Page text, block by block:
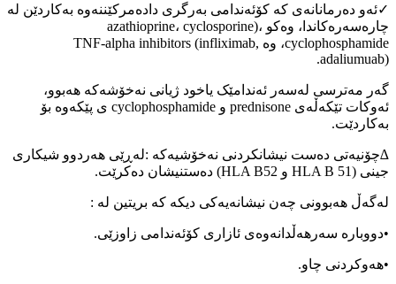
✓ئەو دەرمانانەی کە کۆئەندامی بەرگری دادەمرکێننەوە بەکاردێن لە
چارەسەرەکاندا، وەکو azathioprine، cyclosporine)،
cyclophosphamide، وە TNF-alpha inhibitors (infliximab,
adaliumuab).
گەر مەترسی لەسەر ئەندامێک یاخود ژیانی نەخۆشەکە هەبوو،
ئەوکات تێکەڵەی prednisone و cyclophosphamide ی پێکەوە بۆ
بەکاردێت.
∆چۆنیەتی دەست نیشانکردنی نەخۆشیەکە :لەڕێی هەردوو شیکاری
جینی (HLA B 51 و HLA B52) دەستنیشان دەکرێت.
لەگەڵ هەبوونی چەن نیشانەیەکی دیکە کە بریتین لە :
•دووبارە سەرهەڵدانەوەی ئازاری کۆئەندامی زاوزێی.
•هەوکردنی چاو.